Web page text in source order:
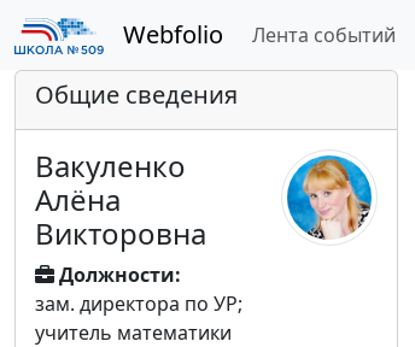
Webfolio Лента событий
Общие сведения
Вакуленко
Алёна
Викторовна
Должности:
зам. директора по УР;
учитель математики